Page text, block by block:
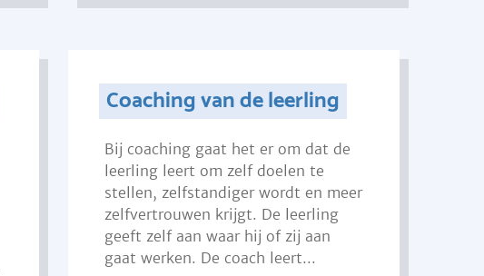
Coaching van de leerling
Bij coaching gaat het er om dat de
leerling leert om zelf doelen te
stellen, zelfstandiger wordt en meer
zelfvertrouwen krijgt. De leerling
geeft zelf aan waar hij of zij aan
gaat werken. De coach leert...